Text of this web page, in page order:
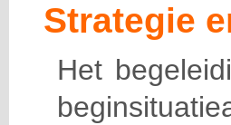
Strategie
Het